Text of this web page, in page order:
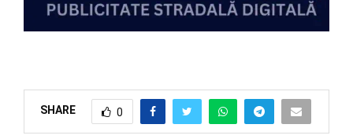
SHARE 0